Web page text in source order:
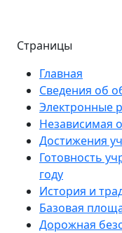
Страницы
Главная
Сведения об
Электронные
Независимая
Достижения
Готовность
году
История и
Базовая
Дорожная